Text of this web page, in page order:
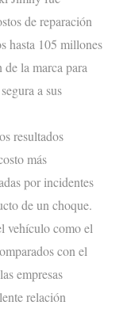
de reparación
hasta 105 millones
la marca para
a sus
resultados
más
por incidentes
de un choque.
vehículo como el
con el
empresas
relación